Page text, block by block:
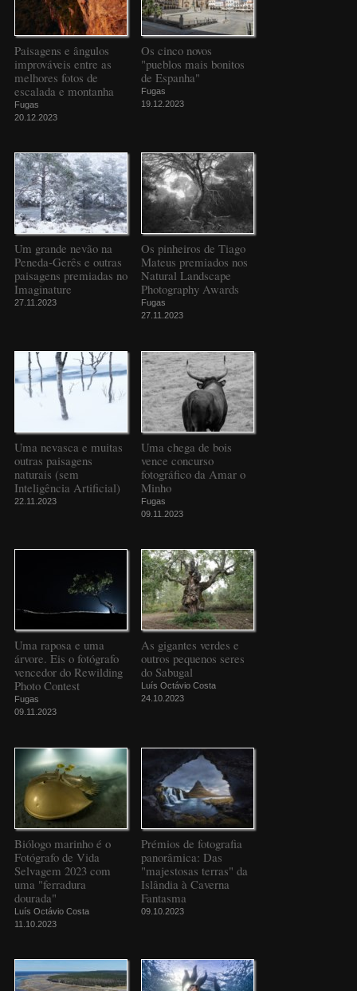
Paisagens e ângulos
improváveis entre as
melhores fotos de
escalada e montanha
Fugas
20.12.2023
Os cinco novos
"pueblos mais bonitos
de Espanha"
Fugas
19.12.2023
Um grande nevão na
Peneda-Gerês e outras
paisagens premiadas no
Imaginature
27.11.2023
Os pinheiros de Tiago
Mateus premiados nos
Natural Landscape
Photography Awards
Fugas
27.11.2023
Uma nevasca e muitas
outras paisagens
naturais (sem
Inteligência Artificial)
22.11.2023
Uma chega de bois
vence concurso
fotográfico da Amar o
Minho
Fugas
09.11.2023
Uma raposa e uma
árvore. Eis o fotógrafo
vencedor do Rewilding
Photo Contest
Fugas
09.11.2023
As gigantes verdes e
outros pequenos seres
do Sabugal
Luís Octávio Costa
24.10.2023
Biólogo marinho é o
Fotógrafo de Vida
Selvagem 2023 com
uma "ferradura
dourada"
Luís Octávio Costa
11.10.2023
Prémios de fotografia
panorâmica: Das
"majestosas terras" da
Islândia à Caverna
Fantasma
09.10.2023